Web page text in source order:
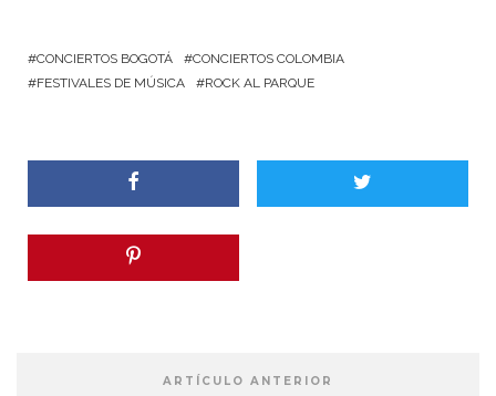
CONCIERTOS BOGOTÁ
CONCIERTOS COLOMBIA
FESTIVALES DE MÚSICA
ROCK AL PARQUE
ARTÍCULO ANTERIOR